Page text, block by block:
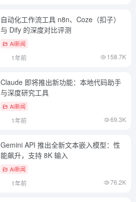
自动化工作流工具 n8n、Coze（扣子）
与 Dify 的深度对比评测
AI新闻
1年前 158.7K
Claude 即将推出新功能：本地代码助手
与深度研究工具
AI新闻
1年前 69.3K
Gemini API 推出全新文本嵌入模型：性
能飙升，支持 8K 输入
AI新闻
1年前 76.2K